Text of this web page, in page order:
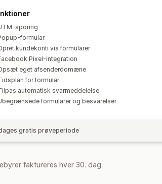
sporing
formular
kundekonti via formularer
Pixel-integration
eget afsenderdomæne
for formular
automatisk svarmeddelelse
formularer og besvarelser
gratis prøveperiode
faktureres hver 30. dag.